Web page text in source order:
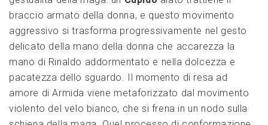
braccio armato della donna, e questo movimento
aggressivo si trasforma progressivamente nel gesto
delicato della mano della donna che accarezza la
mano di Rinaldo addormentato e nella dolcezza e
pacatezza dello sguardo. Il momento di resa ad
amore di Armida viene metaforizzato dal movimento
violento del velo bianco, che si frena in un nodo sulla